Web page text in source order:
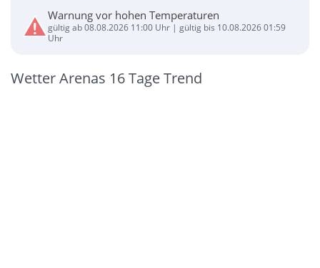
Warnung vor hohen Temperaturen
gültig ab 08.08.2026 11:00 Uhr | gültig bis 10.08.2026 01:59
Uhr
Wetter Arenas 16 Tage Trend